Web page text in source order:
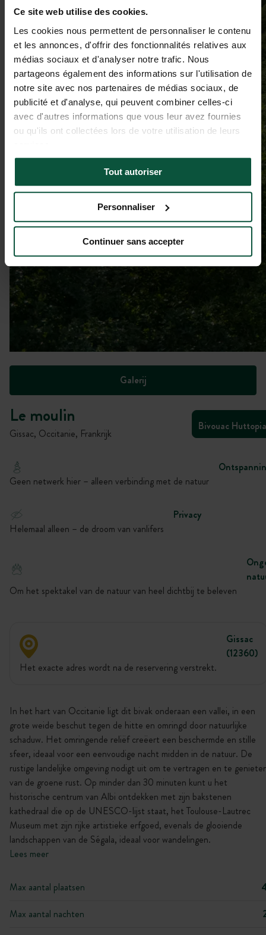
Ce site web utilise des cookies.
Les cookies nous permettent de personnaliser le contenu
et les annonces, d'offrir des fonctionnalités relatives aux
médias sociaux et d'analyser notre trafic. Nous
partageons également des informations sur l'utilisation de
notre site avec nos partenaires de médias sociaux, de
publicité et d'analyse, qui peuvent combiner celles-ci
avec d'autres informations que vous leur avez fournies
ou qu'ils ont collectées lors de votre utilisation de leurs
Tout autoriser
Personnaliser
Continuer sans accepter
Galerij
Le moulin
Gissac, Occitanie, Frankrijk
Bivouac
Geen netwerk hier – alleen verbinding met de natuur
Privacy
Helemaal alleen – de droom van vanlifers
Om het spektakel van de natuur van heel dichtbij te beleven
Gissac
(12360)
Het exacte adres wordt na de reservering verstrekt.
In het hart van Occitanie ligt dit bivak onderaan een vallei, in een
grote weide beschut tegen de hitte en omringd door natuurlijke
schaduw. Het omringende reliëf creëert een beschermde en stille
sfeer, ideaal voor een eenvoudige nacht midden in de natuur. De
rustige landelijke omgeving nodigt uit om te vertragen en te
van de groene rust. Op minder dan 30 minuten kunt u het
historische centrum van Albi ontdekken met zijn bakstenen
kathedraal die op de UNESCO-lijst staat, het Toulouse-Lautrec
Museum met zijn rijke artistieke erfgoed, evenals de glooiende
landschappen van de Ségala, ideaal voor wandelingen.
Lees meer
Max aantal plaatsen
Max aantal nachten